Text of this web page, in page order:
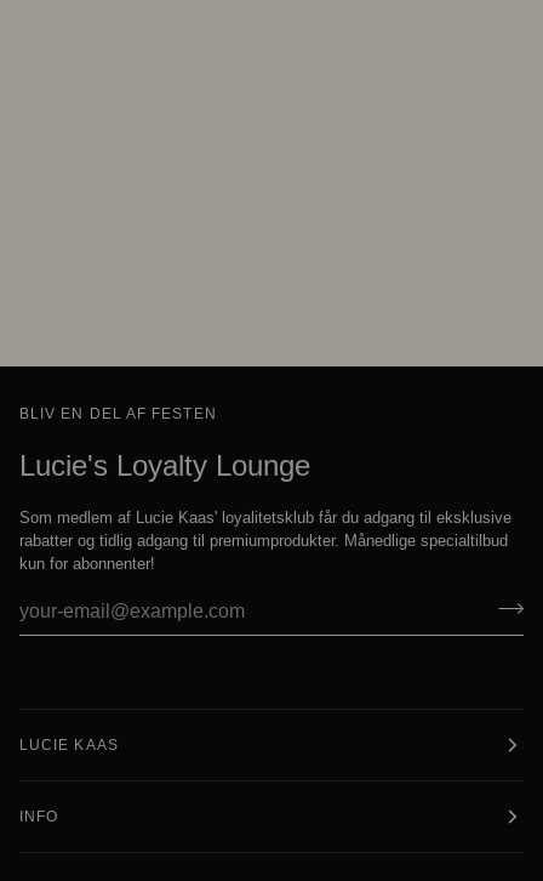
BLIV EN DEL AF FESTEN
Lucie's Loyalty Lounge
Som medlem af Lucie Kaas' loyalitetsklub får du adgang til eksklusive
rabatter og tidlig adgang til premiumprodukter. Månedlige specialtilbud
kun for abonnenter!
LUCIE KAAS
INFO